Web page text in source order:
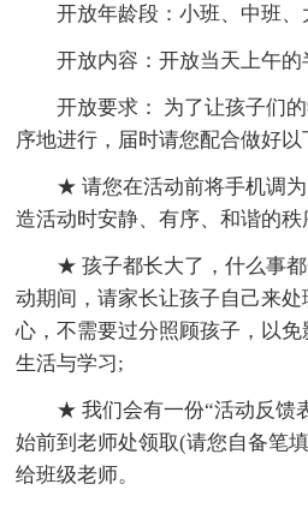
开放年龄段：小班、中班、
开放内容：开放当天上午的
开放要求： 为了让孩子们
序地进行，届时请您配合做好以
★ 请您在活动前将手机调
造活动时安静、有序、和谐的秩
★ 孩子都长大了，什么事
动期间，请家长让孩子自己来
心，不需要过分照顾孩子，以免
生活与学习;
★ 我们会有一份“活动反馈
始前到老师处领取(请您自备笔
给班级老师。